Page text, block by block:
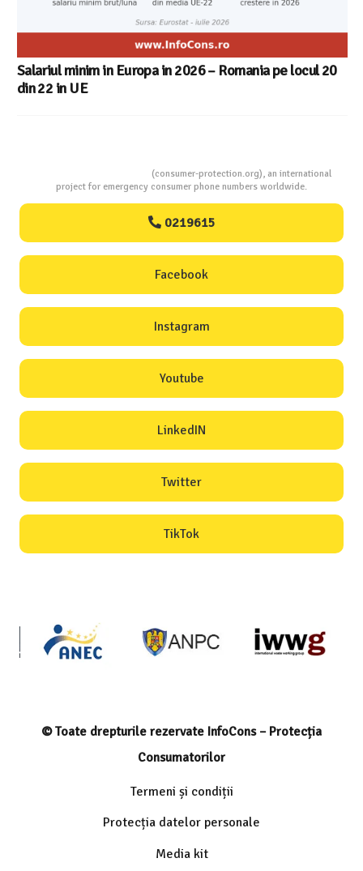
Salariul minim in Europa in 2026 – Romania pe locul 20
din 22 in UE
(consumer-protection.org), an international
project for emergency consumer phone numbers worldwide.
0219615
Facebook
Instagram
Youtube
LinkedIN
Twitter
TikTok
© Toate drepturile rezervate InfoCons – Protecția
Consumatorilor
Termeni și condiții
Protecția datelor personale
Media kit